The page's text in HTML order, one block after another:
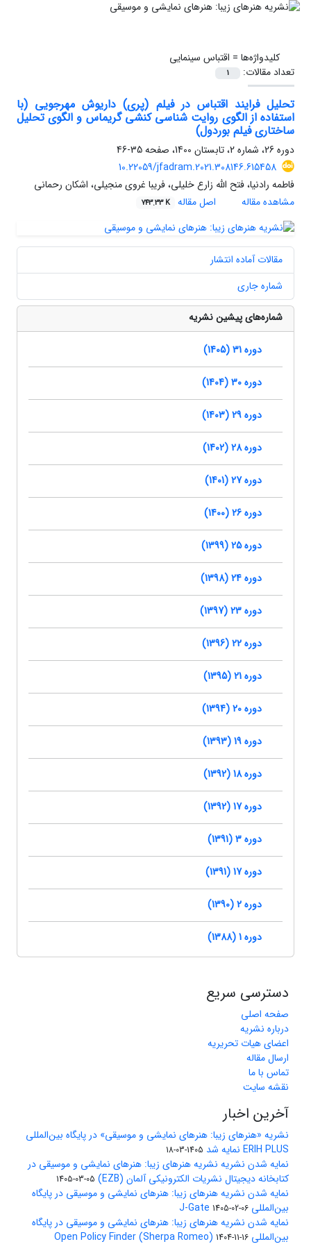
کلیدواژه‌ها = اقتباس سینمایی
تعداد مقالات:
1
تحلیل فرایند اقتباس در فیلم (پری) داریوش مهرجویی (با
استفاده از الگوی روایت شناسی کنشی گریماس و الگوی تحلیل
ساختاری فیلم بوردول)
دوره 26، شماره 2، تابستان 1400، صفحه
35-46
10.22059/jfadram.2021.308146.615458
فاطمه رادنیا، فتح الله زارع خلیلی، فریبا غروی منجیلی، اشکان رحمانی
مشاهده مقاله
اصل مقاله 743.33 K
مقالات آماده انتشار
شماره جاری
شماره‌های پیشین نشریه
دوره 31 (1405)
دوره 30 (1404)
دوره 29 (1403)
دوره 28 (1402)
دوره 27 (1401)
دوره 26 (1400)
دوره 25 (1399)
دوره 24 (1398)
دوره 23 (1397)
دوره 22 (1396)
دوره 21 (1395)
دوره 20 (1394)
دوره 19 (1393)
دوره 18 (1392)
دوره 17 (1392)
دوره 3 (1391)
دوره 17 (1391)
دوره 2 (1390)
دوره 1 (1388)
دسترسی سریع
صفحه اصلی
درباره نشریه
اعضای هیات تحریریه
ارسال مقاله
تماس با ما
نقشه سایت
آخرین اخبار
نشریه «هنرهای زیبا: هنرهای نمایشی و موسیقی» در پایگاه بین‌المللی
ERIH PLUS نمایه شد
1405-03-18
نمایه شدن نشریه نشریه هنرهای زیبا: هنرهای نمایشی و موسیقی در
کتابخانه دیجیتال نشریات الکترونیکی آلمان (EZB)
1405-03-05
نمایه شدن نشریه هنرهای زیبا: هنرهای نمایشی و موسیقی در پایگاه
بین‌المللی J-Gate 1405-02-06
نمایه شدن نشریه هنرهای زیبا: هنرهای نمایشی و موسیقی در پایگاه
بین‌المللی Open Policy Finder (Sherpa Romeo) 1404-11-16